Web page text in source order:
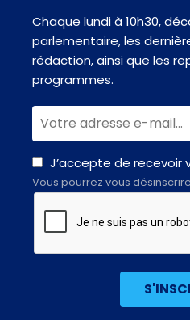
Chaque lundi à 10h30,
parlementaire, les
rédaction, ainsi que les
programmes.
J’accepte de recevoir
Vous pourrez vous